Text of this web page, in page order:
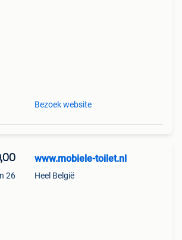
Bezoek website
26
www.mobiele-toilet.nl
Heel België